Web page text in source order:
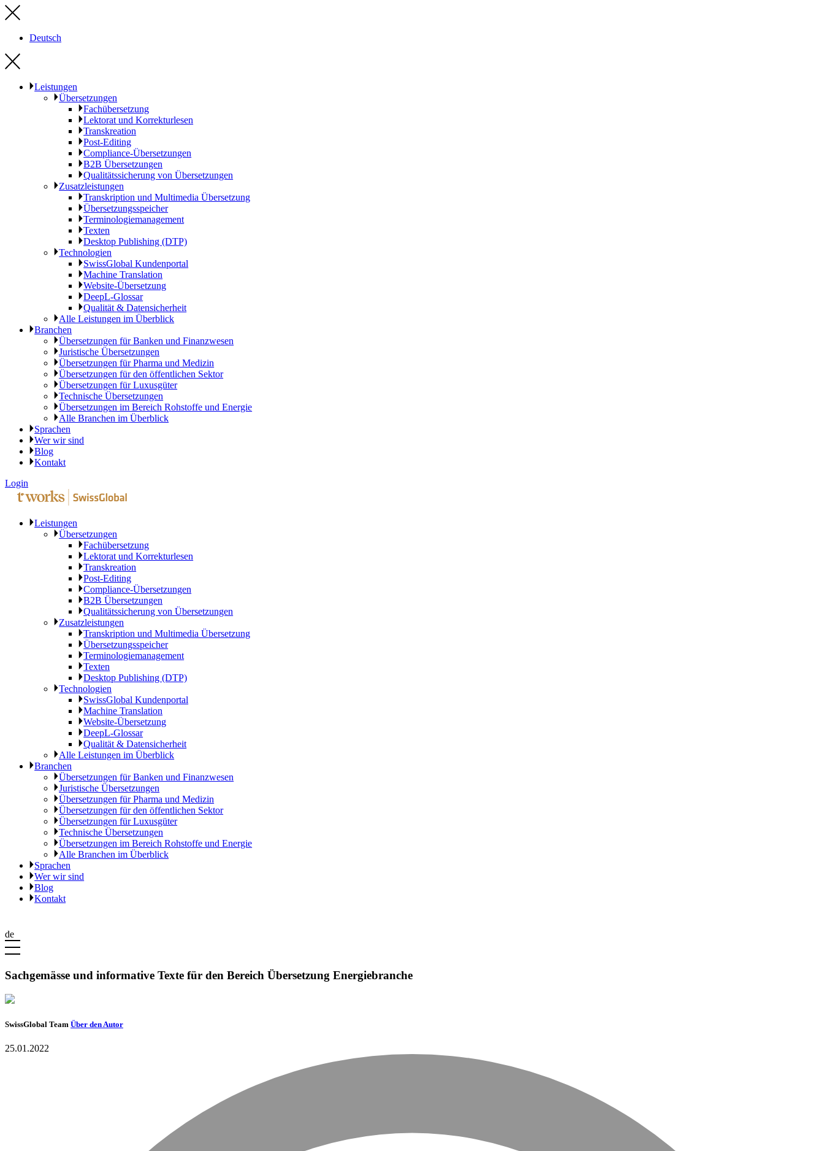
Deutsch
Leistungen
Übersetzungen
Fachübersetzung
Lektorat und Korrekturlesen
Transkreation
Post-Editing
Compliance-Übersetzungen
B2B Übersetzungen
Qualitätssicherung von Übersetzungen
Zusatzleistungen
Transkription und Multimedia Übersetzung
Übersetzungsspeicher
Terminologiemanagement
Texten
Desktop Publishing (DTP)
Technologien
SwissGlobal Kundenportal
Machine Translation
Website-Übersetzung
DeepL-Glossar
Qualität & Datensicherheit
Alle Leistungen im Überblick
Branchen
Übersetzungen für Banken und Finanzwesen
Juristische Übersetzungen
Übersetzungen für Pharma und Medizin
Übersetzungen für den öffentlichen Sektor
Übersetzungen für Luxusgüter
Technische Übersetzungen
Übersetzungen im Bereich Rohstoffe und Energie
Alle Branchen im Überblick
Sprachen
Wer wir sind
Blog
Kontakt
Login
Leistungen
Übersetzungen
Fachübersetzung
Lektorat und Korrekturlesen
Transkreation
Post-Editing
Compliance-Übersetzungen
B2B Übersetzungen
Qualitätssicherung von Übersetzungen
Zusatzleistungen
Transkription und Multimedia Übersetzung
Übersetzungsspeicher
Terminologiemanagement
Texten
Desktop Publishing (DTP)
Technologien
SwissGlobal Kundenportal
Machine Translation
Website-Übersetzung
DeepL-Glossar
Qualität & Datensicherheit
Alle Leistungen im Überblick
Branchen
Übersetzungen für Banken und Finanzwesen
Juristische Übersetzungen
Übersetzungen für Pharma und Medizin
Übersetzungen für den öffentlichen Sektor
Übersetzungen für Luxusgüter
Technische Übersetzungen
Übersetzungen im Bereich Rohstoffe und Energie
Alle Branchen im Überblick
Sprachen
Wer wir sind
Blog
Kontakt
de
Sachgemässe und informative Texte für den Bereich Übersetzung Energiebranche
SwissGlobal Team Über den Autor
25.01.2022